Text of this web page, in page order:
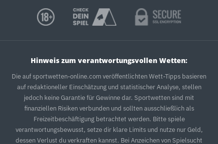
Hinweis zum verantwortungsvollen Wetten:
Die auf sportwetten-online.com veröffentlichten Wett-Tipps basieren
auf redaktioneller Einschätzung und statistischer Analyse, stellen
jedoch keine Garantie für Gewinne dar. Sportwetten sind mit
finanziellen Risiken verbunden und sollten ausschließlich als
Freizeitbeschäftigung betrachtet werden. Bitte spiele
verantwortungsbewusst, setze dir klare Limits und nutze nur Geld,
dessen Verlust du verkraften kannst. Bei Anzeichen von Spielsucht